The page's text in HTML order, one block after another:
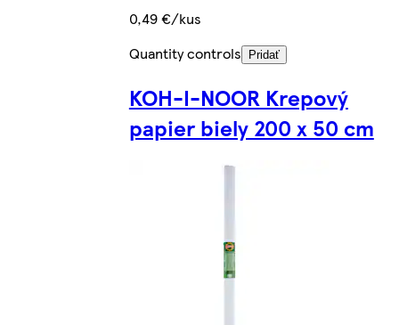
0,49 €/kus
Quantity controls
Pridať
KOH-I-NOOR Krepový
papier biely 200 x 50 cm